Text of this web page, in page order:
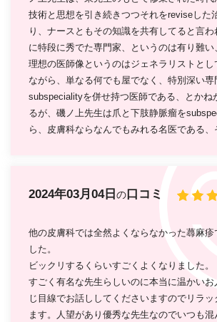
技術と思想を引き続きつつそれをreviseした
り、ナースともその知識を共有してると言
に特段に秀でた専門家、というのは有り難い
理想の医師像というのはジェネラリストとし
ながら、単なる何でも屋でなく、特別深い専
subspecialityを併せ持つ医師である、とかね
るが、磯ノ上先生は爪と下肢静脈瘤を
ら、皮膚科ならなんでもみれる名医である、
2024年03月04日 の口コミ
他の皮膚科では全然よくならなかった蕁麻疹
した。
ビックリするくらいすごくよくなりました。
すごく有名な先生らしいのに本当に温かいお
じ目線でお話ししてくださいますのでリラッ
ます。人望があり優秀な先生なのでいつも混